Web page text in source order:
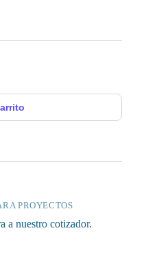
PROYECTOS
a nuestro cotizador.